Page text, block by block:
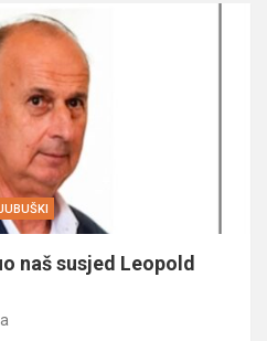
naš susjed Leopold